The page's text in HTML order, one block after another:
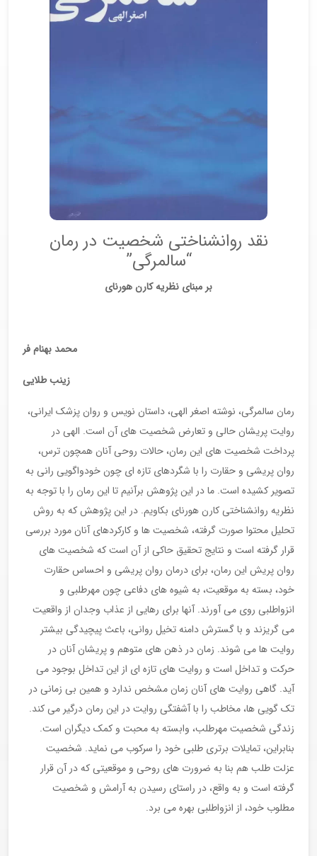
نقد روانشناختی شخصیت در رمان
“سالمرگی”
بر مبنای نظریه کارن هورنای
محمد بهنام فر
زینب طلایی
رمان سالمرگی، نوشته اصغر الهی، داستان نویس و روان پزشک ایرانی،
روایت پریشان حالی و تعارض شخصیت های آن است. الهی در
پرداخت شخصیت های این رمان، حالات روحی آنان همچون ترس،
روان پریشی و حقارت را با شگردهای تازه ای چون خودواگویی رانی به
تصویر کشیده است. ما در این پژوهش برآنیم تا این رمان را با توجه به
نظریه روانشناختی کارن هورنای بکاویم. در این پژوهش که به روش
تحلیل محتوا صورت گرفته، شخصیت ها و کارکردهای آنان مورد بررسی
قرار گرفته است و نتایج تحقیق حاکی از آن است که شخصیت های
روان پریش این رمان، برای درمان روان پریشی و احساس حقارت
خود، بسته به موقعیت، به شیوه های دفاعی چون مهرطلبی و
انزواطلبی روی می آورند. آنها برای رهایی از عذاب وجدان از واقعیت
می گریزند و با گسترش دامنه تخیل روانی، باعث پیچیدگی بیشتر
روایت ها می شوند. زمان در ذهن های متوهم و پریشان آنان در
حرکت و تداخل است و روایت های تازه ای از این تداخل بوجود می
آید. گاهی روایت های آنان زمان مشخص ندارد و همین بی زمانی در
تک گویی ها، مخاطب را با آشفتگی روایت در این رمان درگیر می کند.
زندگی شخصیت مهرطلب، وابسته به محبت و کمک دیگران است.
بنابراین، تمایلات برتری طلبی خود را سرکوب می نماید. شخصیت
عزلت طلب هم بنا به ضرورت های روحی و موقعیتی که در آن قرار
گرفته است و به واقع، در راستای رسیدن به آرامش و شخصیت
مطلوب خود، از انزواطلبی بهره می برد.